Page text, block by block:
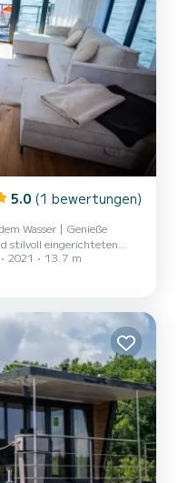
5.0 (1 bewertungen)
Wasser | Genieße
stilvoll eingerichteten
Seenlandschaft
„Pina“ bietet Dir 2
| An schönen Tagen
die mit einer
2021 13.7 m